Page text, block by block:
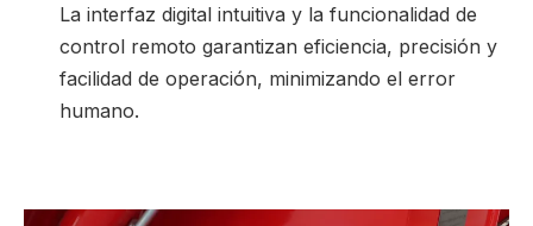
La interfaz digital intuitiva y la funcionalidad de
control remoto garantizan eficiencia, precisión y
facilidad de operación, minimizando el error
humano.